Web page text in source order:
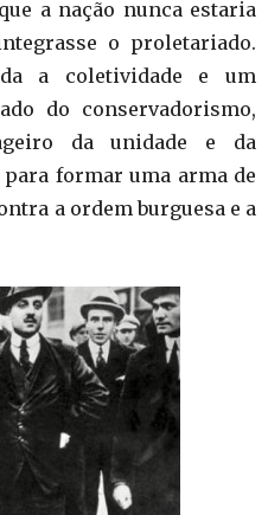
a nação nunca estaria
o proletariado.
a coletividade e um
do conservadorismo,
da unidade e da
formar uma arma de
a ordem burguesa e a